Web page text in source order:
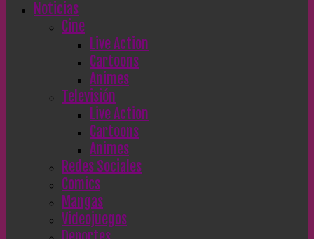
Noticias
Cine
Live Action
Cartoons
Animes
Televisión
Live Action
Cartoons
Animes
Redes Sociales
Comics
Mangas
Videojuegos